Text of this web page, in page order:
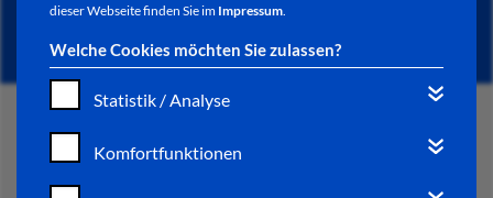
dieser Webseite finden Sie im Impressum.
Welche Cookies möchten Sie zulassen?
Statistik / Analyse
Komfortfunktionen
START